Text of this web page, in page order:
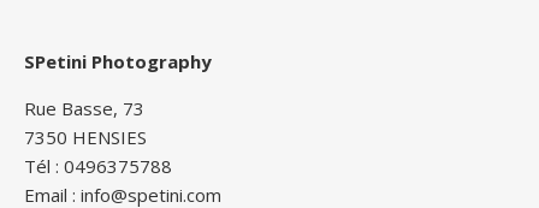
SPetini Photography
Rue Basse, 73
7350 HENSIES
Tél : 0496375788
Email : info@spetini.com